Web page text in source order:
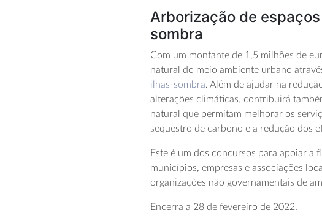
Arborização de
sombra
Com um montante de 1,5 milhões de
natural do meio ambiente urbano
ilhas-sombra. Além de ajudar na
alterações climáticas, contribuirá
natural que permitam melhorar os
sequestro de carbono e a redução dos
Este é um dos concursos para apoiar a
municípios, empresas e associações
organizações não governamentais de
Encerra a 28 de fevereiro de 2022.